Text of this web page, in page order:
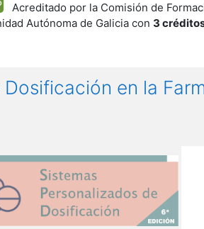
Acreditado por la Comisión de
Autónoma de Galicia con 3
en la